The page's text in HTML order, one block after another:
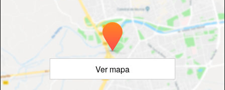
Ver mapa